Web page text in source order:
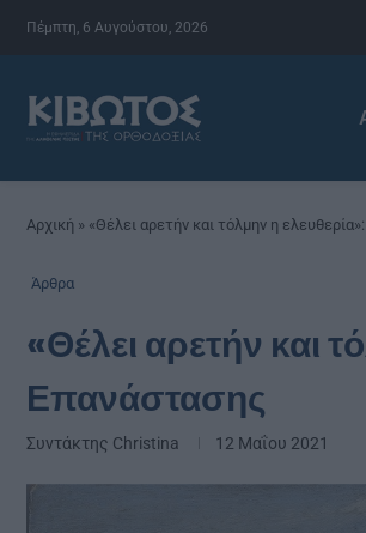
Πέμπτη, 6 Αυγούστου, 2026
Αρχική » «Θέλει αρετήν και τόλμην η
Άρθρα
«Θέλει αρετήν και
Επανάστασης
Συντάκτης Christina 12 Μαΐου 2021